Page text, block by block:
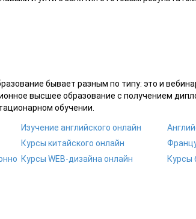
бывает разным по типу: это и
высшее образование с получением
обучении.
Изучение английского онлайн
Курсы китайского онлайн
Курсы WEB-дизайна онлайн
Курсы